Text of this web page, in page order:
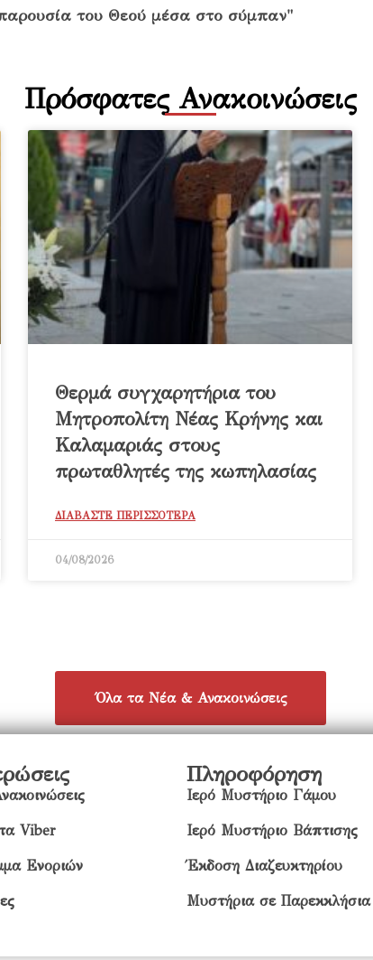
Πρόσφατες Ανακοινώσεις
Θερμά συγχαρητήρια του
Μητροπολίτη Νέας Κρήνης και
Καλαμαριάς στους
πρωταθλητές της κωπηλασίας
ΔΙΑΒΑΣΤΕ ΠΕΡΙΣΣΟΤΕΡΑ
04/08/2026
Όλα τα Νέα & Ανακοινώσεις
Viber
Ενοριών
Πληροφόρηση
Ιερό Μυστήριο Γάμου
Ιερό Μυστήριο Βάπτισης
Έκδοση Διαζευκτηρίου
Μυστήρια σε Παρεκκλήσια